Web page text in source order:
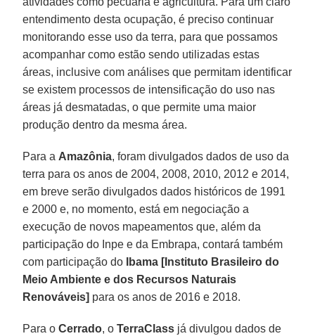
entendimento desta ocupação, é preciso continuar
monitorando esse uso da terra, para que possamos
acompanhar como estão sendo utilizadas estas
áreas, inclusive com análises que permitam identificar
se existem processos de intensificação do uso nas
áreas já desmatadas, o que permite uma maior
produção dentro da mesma área.
Para aAmazônia, foram divulgados dados de uso da
terra para os anos de 2004, 2008, 2010, 2012 e 2014,
em breve serão divulgados dados históricos de 1991
e 2000 e, no momento, está em negociação a
execução de novos mapeamentos que, além da
participação do Inpe e da Embrapa, contará também
com participação do Ibama [Instituto Brasileiro do
Meio Ambiente e dos Recursos Naturais
Renováveis] para os anos de 2016 e 2018.
Para oCerrado, oTerraClass já divulgou dados de